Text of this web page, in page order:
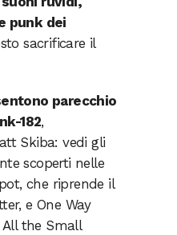
punk dei
sacrificare il
parecchio
182,
Skiba: vedi gli
scoperti nelle
che riprende il
e One Way
the Small